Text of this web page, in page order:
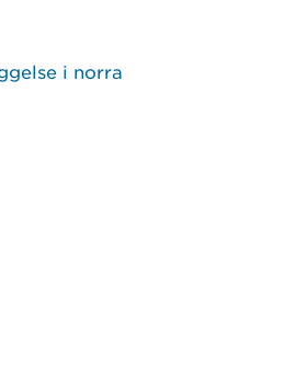
i norra